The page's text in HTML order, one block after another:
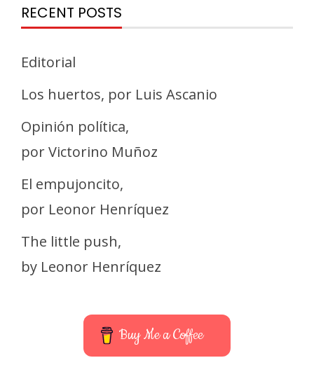
RECENT POSTS
Editorial
Los huertos, por Luis Ascanio
Opinión política,
por Victorino Muñoz
El empujoncito,
por Leonor Henríquez
The little push,
by Leonor Henríquez
Buy Me a Coffee